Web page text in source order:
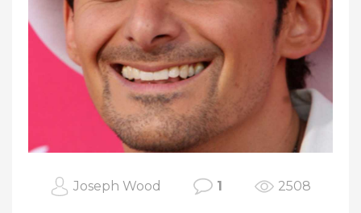
Joseph Wood 1 2508